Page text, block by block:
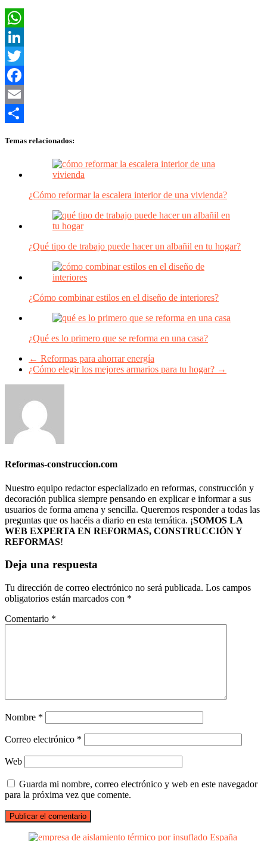
WhatsApp
LinkedIn
Twitter
Facebook
Email
Temas relacionados:
¿Cómo reformar la escalera interior de una vivienda?
¿Qué tipo de trabajo puede hacer un albañil en tu hogar?
¿Cómo combinar estilos en el diseño de interiores?
¿Qué es lo primero que se reforma en una casa?
← Reformas para ahorrar energía
¿Cómo elegir los mejores armarios para tu hogar? →
Reformas-construccion.com
Nuestro equipo redactor especializado en reformas, construcción y
decoración publica siempre pensando en explicar e informar a sus
usuarios de forma amena y sencilla. Queremos responder a todas las
preguntas que os hacéis a diario en esta temática. ¡SOMOS LA
WEB EXPERTA EN REFORMAS, CONSTRUCCIÓN Y
REFORMAS!
Deja una respuesta
Tu dirección de correo electrónico no será publicada. Los campos
obligatorios están marcados con *
Comentario *
Nombre *
Correo electrónico *
Web
Guarda mi nombre, correo electrónico y web en este navegador
para la próxima vez que comente.